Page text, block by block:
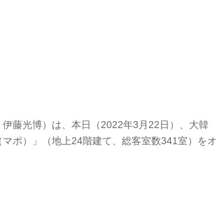
藤光博）は、本日（2022年3月22日）、大韓
ポ）」（地上24階建て、総客室数341室）をオ